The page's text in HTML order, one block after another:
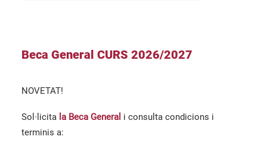
Beca General CURS 2026/2027
NOVETAT!
Sol·licita la Beca General i consulta condicions i
terminis a: